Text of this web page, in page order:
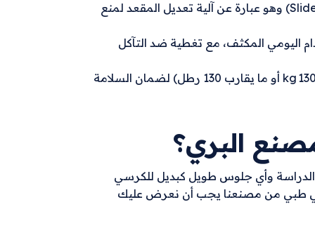
في بعض التصميمات يمكن عمل قاعدة متحركة (Slide‑forward) وهو عبارة عن آلية تعديل المقعد لمنع
اليومي المكثف، مع تغطية ضد التآكل
خضوع الكرسي لاختبارات جودة وتحكم (مثل دعم وزن حتى 130 kg أو ما يقارب 130 رطل) لضمان السلامة
البري؟
الدراسة وأي جلوس طويل كبديل للكرسي
طبي من مصنعنا يجب أن نعرض عليك